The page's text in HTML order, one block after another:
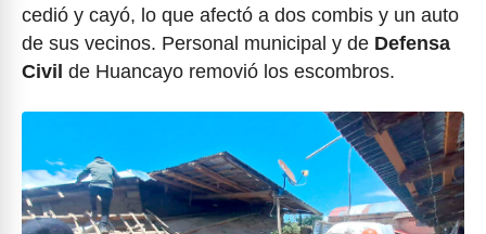
cedió y cayó, lo que afectó a dos combis y un auto
de sus vecinos. Personal municipal y de Defensa
Civil de Huancayo removió los escombros.